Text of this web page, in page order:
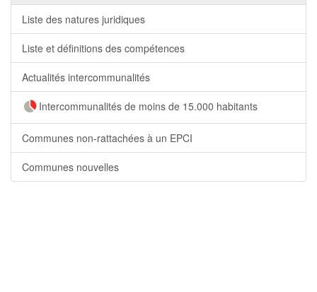
Liste des natures juridiques
Liste et définitions des compétences
Actualités intercommunalités
Intercommunalités de moins de 15.000 habitants
Communes non-rattachées à un EPCI
Communes nouvelles